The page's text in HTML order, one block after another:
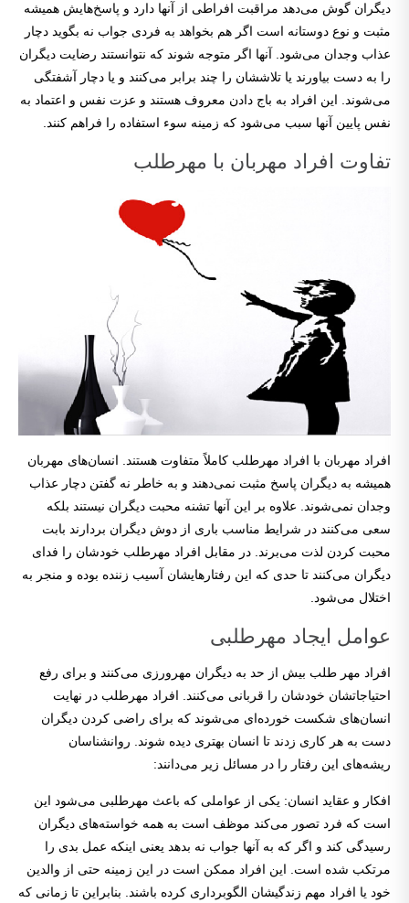
دیگران گوش می‌دهد مراقبت افراطی از آنها دارد و پاسخ‌هایش همیشه
مثبت و نوع دوستانه است اگر هم بخواهد به فردی جواب نه بگوید دچار
عذاب وجدان می‌شود. آنها اگر متوجه شوند که نتوانستند رضایت دیگران
را به دست بیاورند یا تلاششان را چند برابر می‌کنند و یا دچار آشفتگی
می‌شوند. این افراد به باج دادن معروف هستند و عزت نفس و اعتماد به
نفس پایین آنها سبب می‌شود که زمینه سوء استفاده را فراهم کنند.
تفاوت افراد مهربان با مهرطلب
افراد مهربان با افراد مهرطلب کاملاً متفاوت هستند. انسان‌های مهربان
همیشه به دیگران پاسخ مثبت نمی‌دهند و به خاطر نه گفتن دچار عذاب
وجدان نمی‌شوند. علاوه بر این آنها تشنه محبت دیگران نیستند بلکه
سعی می‌کنند در شرایط مناسب باری از دوش دیگران بردارند بابت
محبت کردن لذت می‌برند. در مقابل افراد مهرطلب خودشان را فدای
دیگران می‌کنند تا حدی که این رفتارهایشان آسیب زننده بوده و منجر به
اختلال می‌شود.
عوامل ایجاد مهرطلبی
افراد مهر طلب بیش از حد به دیگران مهرورزی می‌کنند و برای رفع
احتیاجاتشان خودشان را قربانی می‌کنند. افراد مهرطلب در نهایت
انسان‌های شکست خورده‌ای می‌شوند که برای راضی کردن دیگران
دست به هر کاری زدند تا انسان بهتری دیده شوند. روانشناسان
ریشه‌های این رفتار را در مسائل زیر می‌دانند:
افکار و عقاید انسان: یکی از عواملی که باعث مهرطلبی می‌شود این
است که فرد تصور می‌کند موظف است به همه خواسته‌های دیگران
رسیدگی کند و اگر که به آنها جواب نه بدهد یعنی اینکه عمل بدی را
مرتکب شده است. این افراد ممکن است در این زمینه حتی از والدین
خود یا افراد مهم زندگیشان الگوبرداری کرده باشند. بنابراین تا زمانی که